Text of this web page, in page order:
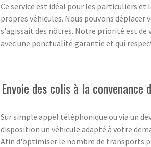
Ce service est idéal pour les particuliers
propres véhicules. Nous pouvons déplacer
s'agissait des nôtres. Notre priorité est de
avec une ponctualité garantie et qui
Envoie des colis à la convenance
Sur simple appel téléphonique ou via un
disposition un véhicule adapté à votre
Afin d'optimiser le nombre de transports